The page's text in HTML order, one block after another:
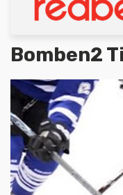
Bomben2